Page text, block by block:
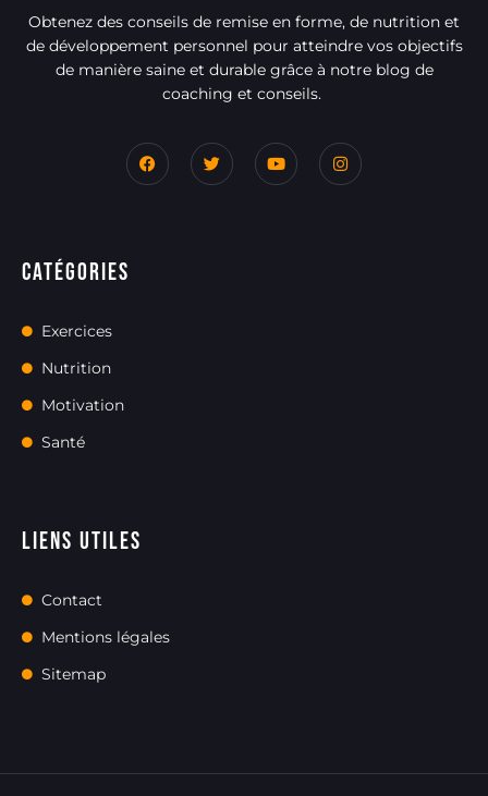
Obtenez des conseils de remise en forme, de nutrition et
de développement personnel pour atteindre vos objectifs
de manière saine et durable grâce à notre blog de
coaching et conseils.
Catégories
Exercices
Nutrition
Motivation
Santé
Liens utiles
Contact
Mentions légales
Sitemap